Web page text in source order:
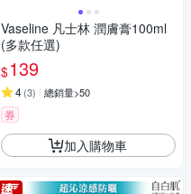
Vaseline 凡士林 潤膚膏100ml
(多款任選)
$139
4(3) 總銷量>50
券
加入購物車